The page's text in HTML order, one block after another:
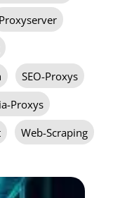
Proxyserver
SEO-Proxys
Proxys
Web-Scraping